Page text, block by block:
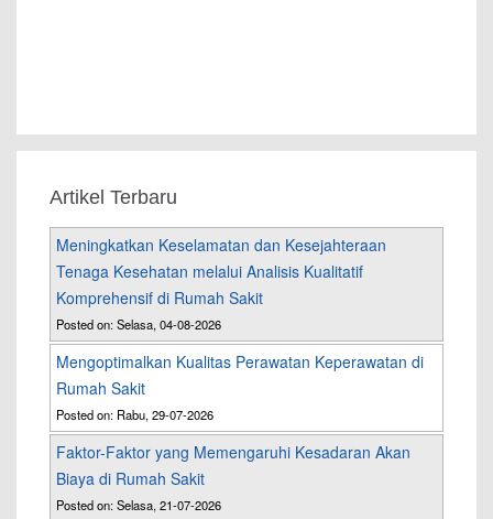
Artikel Terbaru
Meningkatkan Keselamatan dan Kesejahteraan
Tenaga Kesehatan melalui Analisis Kualitatif
Komprehensif di Rumah Sakit
Posted on: Selasa, 04-08-2026
Mengoptimalkan Kualitas Perawatan Keperawatan di
Rumah Sakit
Posted on: Rabu, 29-07-2026
Faktor-Faktor yang Memengaruhi Kesadaran Akan
Biaya di Rumah Sakit
Posted on: Selasa, 21-07-2026